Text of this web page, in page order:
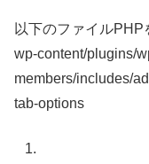
以下のファイルPHP
wp-content/plugins/
members/includes/
tab-options